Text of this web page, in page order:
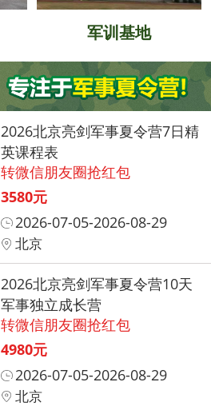
军训基地
2026北京亮剑军事夏令营7日精
英课程表
转微信朋友圈抢红包
3580元
2026-07-05-2026-08-29
北京
2026北京亮剑军事夏令营10天
军事独立成长营
转微信朋友圈抢红包
4980元
2026-07-05-2026-08-29
北京